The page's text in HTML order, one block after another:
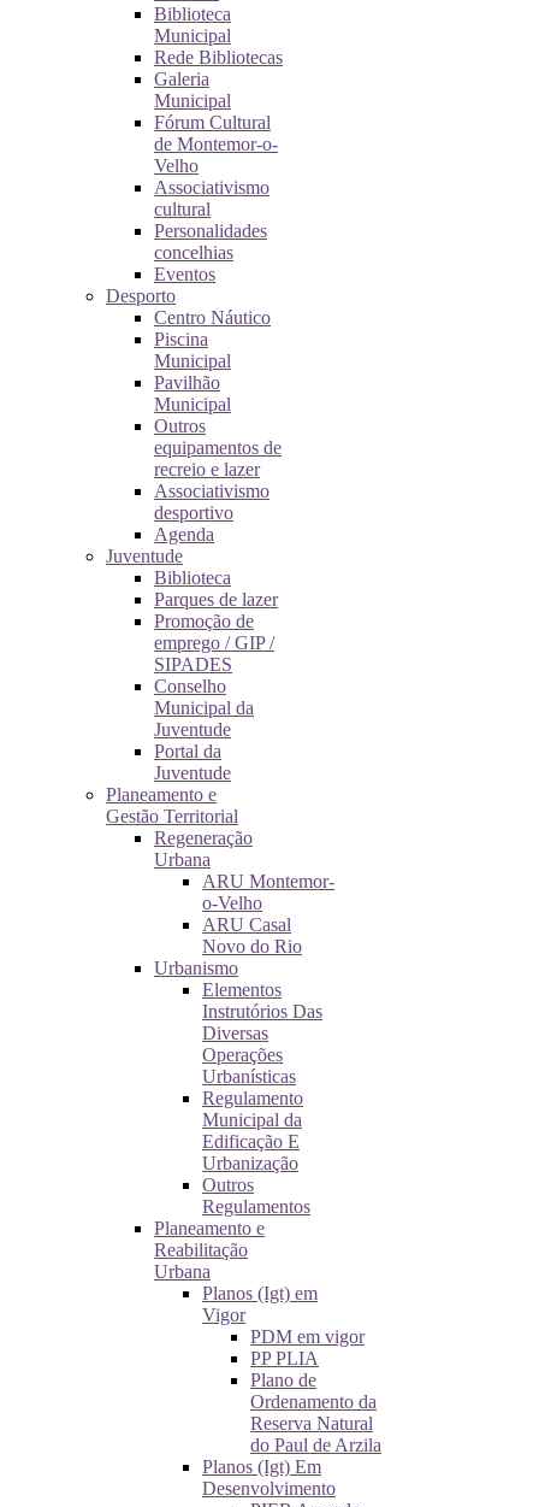
Biblioteca
Municipal
Rede Bibliotecas
Galeria
Municipal
Fórum Cultural
de Montemor-o-
Velho
Associativismo
cultural
Personalidades
concelhias
Eventos
Desporto
Centro Náutico
Piscina
Municipal
Pavilhão
Municipal
Outros
equipamentos de
recreio e lazer
Associativismo
desportivo
Agenda
Juventude
Biblioteca
Parques de lazer
Promoção de
emprego / GIP /
SIPADES
Conselho
Municipal da
Juventude
Portal da
Juventude
Planeamento e
Gestão Territorial
Regeneração
Urbana
ARU Montemor-
o-Velho
ARU Casal
Novo do Rio
Urbanismo
Elementos
Instrutórios Das
Diversas
Operações
Urbanísticas
Regulamento
Municipal da
Edificação E
Urbanização
Outros
Regulamentos
Planeamento e
Reabilitação
Urbana
Planos (Igt) em
Vigor
PDM em vigor
PP PLIA
Plano de
Ordenamento da
Reserva Natural
do Paul de Arzila
Planos (Igt) Em
Desenvolvimento